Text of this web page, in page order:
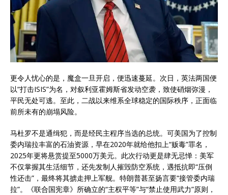
更令人忧心的是，魔盒一旦开启，便迅速蔓延。次日，英法两国便
以“打击ISIS”为名，对叙利亚霍姆斯省发动空袭，致使硝烟弥漫，
平民无处可逃。至此，二战以来维系全球稳定的国际秩序，正面临
前所未有的崩塌风险。
马杜罗不是通缉犯，而是经民主程序当选的总统。可美国为了控制
委内瑞拉丰富的石油资源，早在2020年就给他扣上“贩毒”罪名，
2025年更将悬赏提至5000万美元。此次行动更是肆无忌惮：美军
不仅掌握其生活细节，还先发制人摧毁防空系统，遇抵抗即“压倒
性还击”，最终将其掳走押上军舰。特朗普甚至扬言要“接管委内瑞
拉”。《联合国宪章》所确立的“主权平等”与“禁止使用武力”原则，